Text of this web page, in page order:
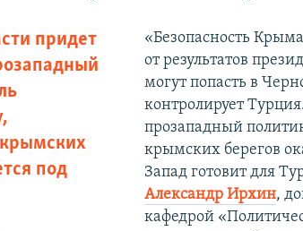
придет
под
«Безопасность
от результатов
могут попасть в
контролирует
прозападный
крымских берегов
Запад готовит для
Александр Ирхин,
кафедрой